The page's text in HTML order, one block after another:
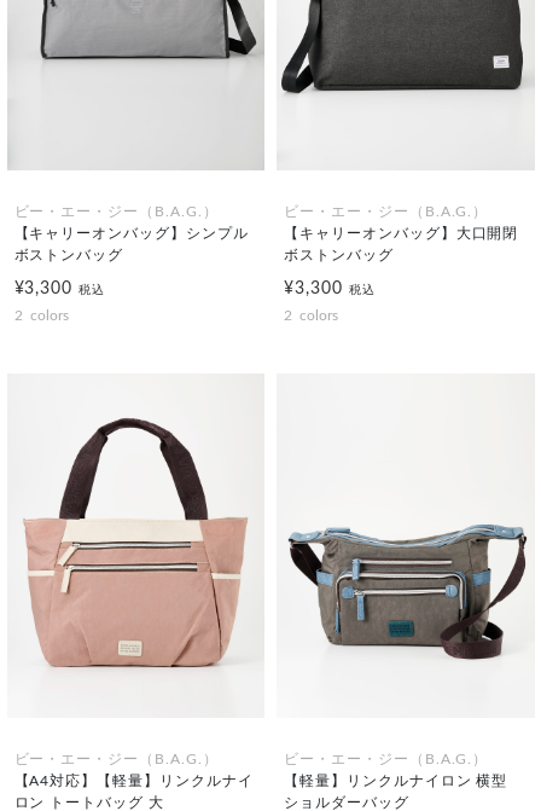
ビー・エー・ジー（B.A.G.）
【キャリーオンバッグ】シンプル
ボストンバッグ
¥3,300税込
2 colors
ビー・エー・ジー（B.A.G.）
【キャリーオンバッグ】大口開閉
ボストンバッグ
¥3,300 税込
2 colors
ビー・エー・ジー（B.A.G.）
【A4対応】【軽量】リンクルナイ
ロン トートバッグ 大
ビー・エー・ジー（B.A.G.）
【軽量】リンクルナイロン 横型
ショルダーバッグ